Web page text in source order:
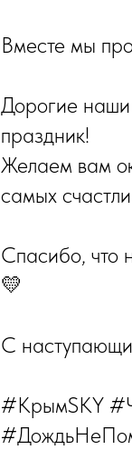
Вместе мы
Дорогие наши
праздник!
Желаем вам
самых
Спасибо, что
💛
С
#КрымSKY